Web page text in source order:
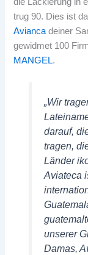
trug 90. Dies ist
Avianca deiner
gewidmet 100
MANGEL.
„Wir
darauf,
tragen,
Länder
Aviateca
unserer
Damas,